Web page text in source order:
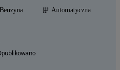
Benzyna
Automatyczna